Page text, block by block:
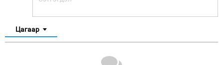
Цагаар